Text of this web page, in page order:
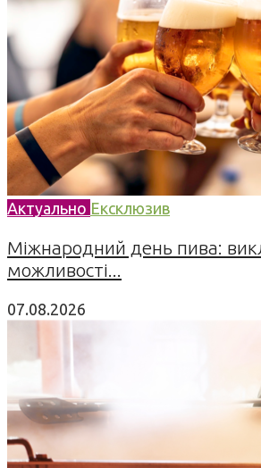
Актуально Ексклюзив
Міжнародний день пива:
можливості...
07.08.2026